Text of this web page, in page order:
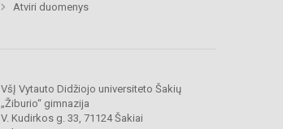
Atviri duomenys
VšĮ Vytauto Didžiojo universiteto Šakių
„Žiburio“ gimnazija
V. Kudirkos g. 33, 71124 Šakiai